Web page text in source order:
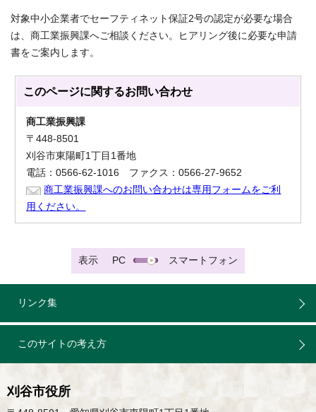
対象中小企業者でセーフティネット保証2号の認定が必要な場合
は、商工業振興課へご相談ください。ヒアリング後に必要な申請
書をご案内します。
このページに関するお問い合わせ
商工業振興課
〒448-8501
刈谷市東陽町1丁目1番地
電話：0566-62-1016 ファクス：0566-27-9652
商工業振興課へのお問い合わせは専用フォームをご利
用ください。
表示 PC スマートフォン
リンク集
このサイトの考え方
刈谷市役所